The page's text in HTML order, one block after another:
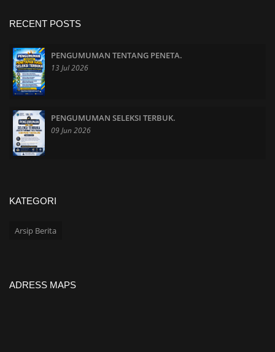
RECENT POSTS
PENGUMUMAN TENTANG PENETA.
13 Jul 2026
PENGUMUMAN SELEKSI TERBUK.
09 Jun 2026
KATEGORI
Arsip Berita
ADRESS MAPS